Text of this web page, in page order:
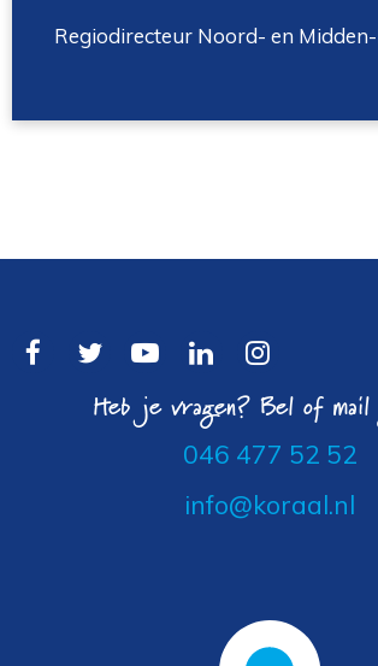
Regiodirecteur Noord- en
Heb je vragen? Bel of
046 477 52 52
info@koraal.nl